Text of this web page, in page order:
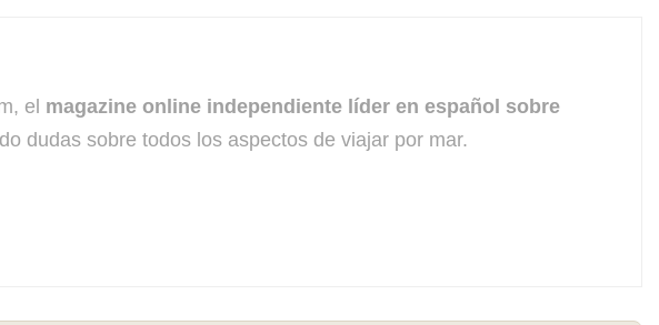
el magazine online independiente líder en español sobre
dudas sobre todos los aspectos de viajar por mar.